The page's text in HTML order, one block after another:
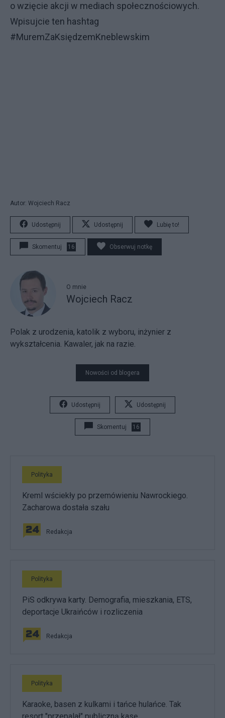
o wzięcie akcji w mediach społecznościowych.
Wpisujcie ten hashtag
#MuremZaKsiędzemKneblewskim
Autor: Wojciech Racz
Udostępnij Udostępnij Lubię to!
Skomentuj 16 Obserwuj notkę
O mnie
Wojciech Racz
Polak z urodzenia, katolik z wyboru, inżynier z
wykształcenia. Kawaler, jak na razie.
Nowości od blogera
Udostępnij Udostępnij
Skomentuj 16
Polityka
Kreml wściekły po przemówieniu Nawrockiego.
Zacharowa dostała szału
Redakcja
Polityka
PiS odkrywa karty. Demografia, mieszkania, ETS,
deportacje Ukraińców i rozliczenia
Redakcja
Polityka
Karaoke, basen z kulkami i tańce hulańce. Tak
resort "przepalał" publiczną kasę